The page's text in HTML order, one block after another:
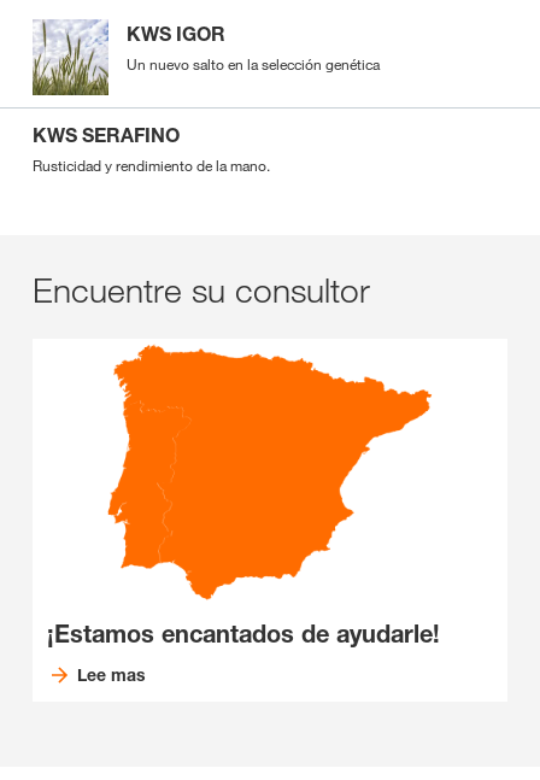
KWS IGOR
Un nuevo salto en la selección genética
KWS SERAFINO
Rusticidad y rendimiento de la mano.
Encuentre su consultor
¡Estamos encantados de ayudarle!
Lee mas